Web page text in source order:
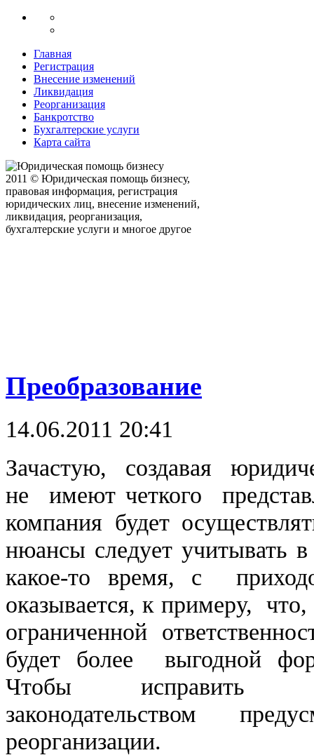
Главная
Регистрация
Внесение изменений
Ликвидация
Реорганизация
Банкротство
Бухгалтерские услуги
Карта сайта
Преобразование
14.06.2011 20:41
Зачастую, создавая
не имеют четкого
компания будет
нюансы следует учитывать
какое-то время, с
оказывается, к примеру,
ограниченной
будет более выгодной
Чтобы исправить
законодательством
реорганизации.
2011 © Юридическая помощь бизнесу,
правовая информация, регистрация
юридических лиц, внесение изменений,
ликвидация, реорганизация,
бухгалтерские услуги и многое другое